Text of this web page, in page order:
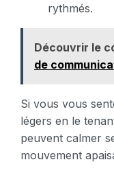
rythmés.
Découvrir le
de
Si vous vous
légers en le
peuvent calmer
mouvement